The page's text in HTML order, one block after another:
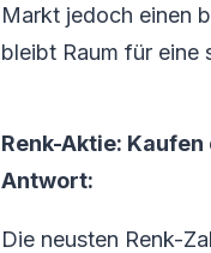
Markt jedoch einen
bleibt Raum für eine
Renk-Aktie:
Antwort:
Die neusten Renk-